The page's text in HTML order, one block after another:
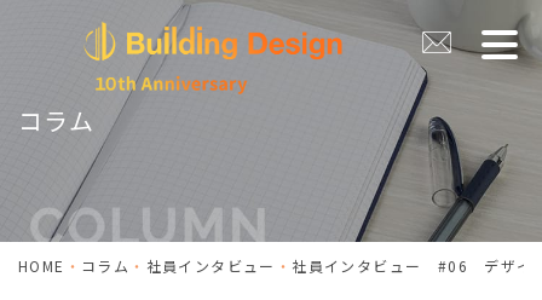
コラム
HOME コラム 社員インタビュー 社員インタビュー #06 デザイ